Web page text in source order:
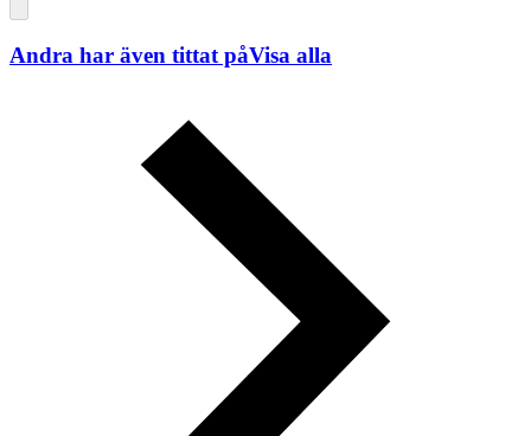
Andra har även tittat påVisa alla